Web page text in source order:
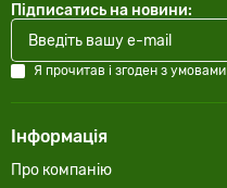
Підписатись на новини:
Я прочитав і згоден з умовами
Інформація
Про компанію